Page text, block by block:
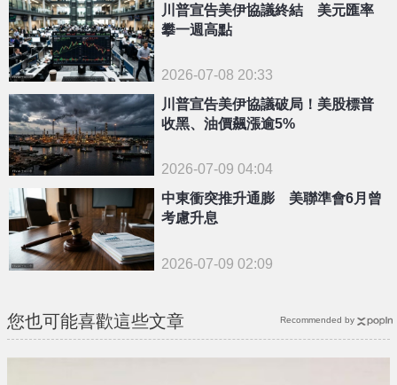
川普宣告美伊協議終結 美元匯率
攀一週高點
2026-07-08 20:33
川普宣告美伊協議破局！美股標普
收黑、油價飆漲逾5%
2026-07-09 04:04
中東衝突推升通膨 美聯準會6月曾
考慮升息
2026-07-09 02:09
您也可能喜歡這些文章 Recommended by